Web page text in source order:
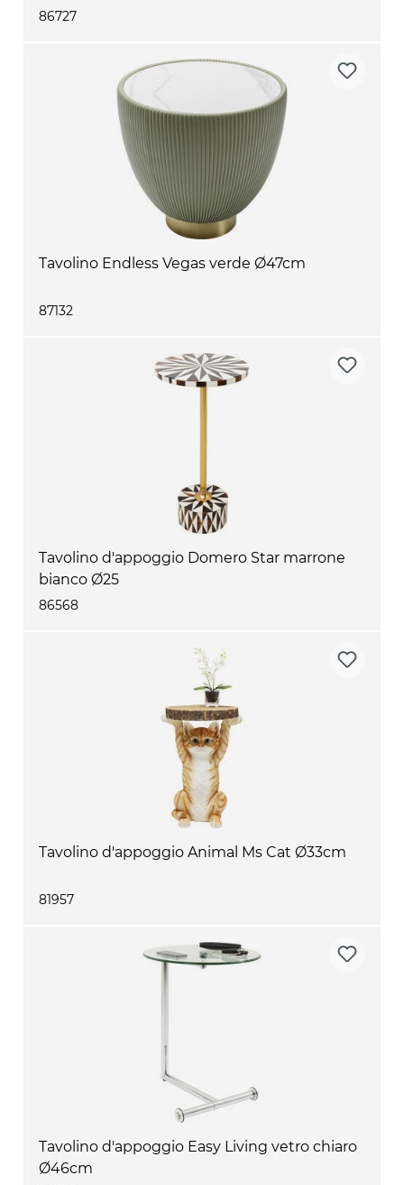
86727
Tavolino Endless Vegas verde Ø47cm
87132
Tavolino d'appoggio Domero Star marrone
bianco Ø25
86568
Tavolino d'appoggio Animal Ms Cat Ø33cm
81957
Tavolino d'appoggio Easy Living vetro chiaro
Ø46cm